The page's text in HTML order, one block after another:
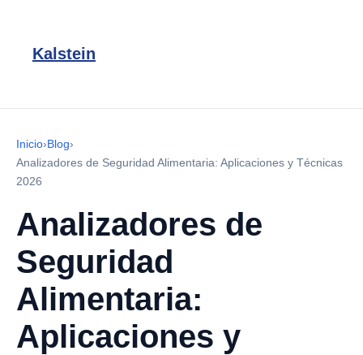
Kalstein
Inicio›Blog›
Analizadores de Seguridad Alimentaria: Aplicaciones y Técnicas
2026
Analizadores de
Seguridad
Alimentaria:
Aplicaciones y